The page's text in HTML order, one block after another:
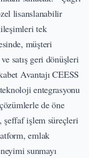
lisanslanabilir
tek
müşteri
satış geri dönüşleri
Avantajı CEESS
entegrasyonu
de öne
şeffaf işlem süreçleri
emlak
sunmayı